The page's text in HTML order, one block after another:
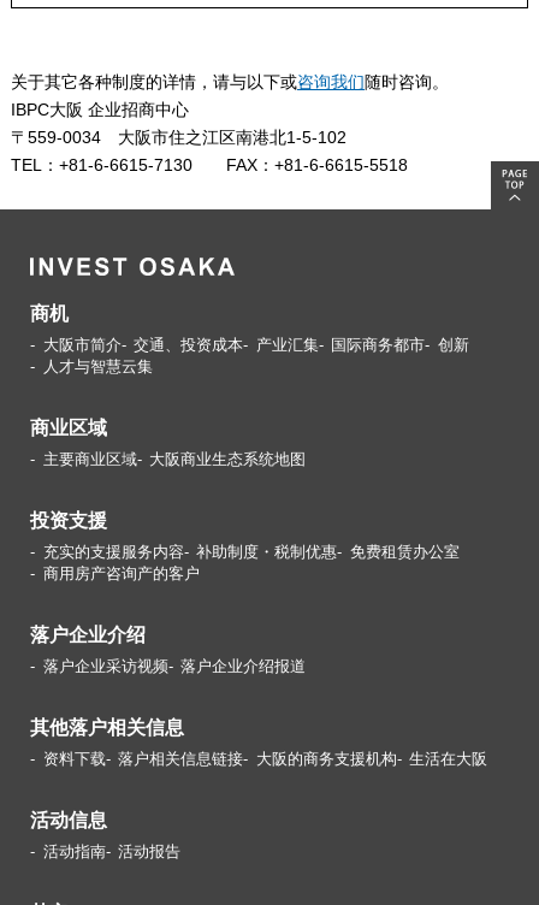
关于其它各种制度的详情，请与以下或咨询我们随时咨询。
IBPC大阪 企业招商中心
〒559-0034 大阪市住之江区南港北1-5-102
TEL：+81-6-6615-7130 FAX：+81-6-6615-5518
商机
大阪市简介 交通、投资成本 产业汇集 国际商务都市
创新
人才与智慧云集
商业区域
主要商业区域 大阪商业生态系统地图
投资支援
充实的支援服务内容 补助制度・税制优惠
免费租赁办公室
商用房产咨询产的客户
落户企业介绍
落户企业采访视频 落户企业介绍报道
其他落户相关信息
资料下载 落户相关信息链接 大阪的商务支援机构 生活在大阪
活动信息
活动指南 活动报告